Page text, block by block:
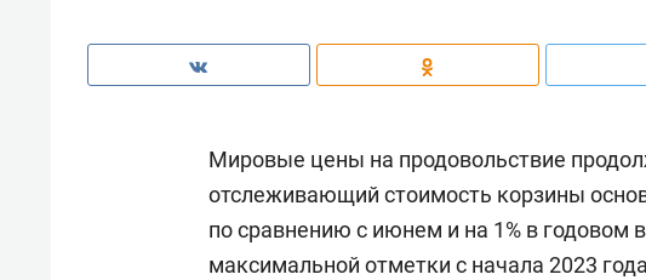
Мировые цены на продовольствие
отслеживающий стоимость корзины
по сравнению с июнем и на 1% в годовом
максимальной отметки с начала 2023